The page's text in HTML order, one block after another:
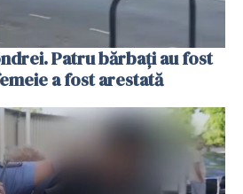
Patru bărbați au fost
a fost arestată